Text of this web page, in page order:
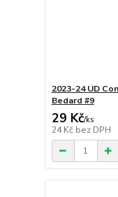
2023-24 UD
Bedard #9
29 Kč/ks
24 Kč bez DPH